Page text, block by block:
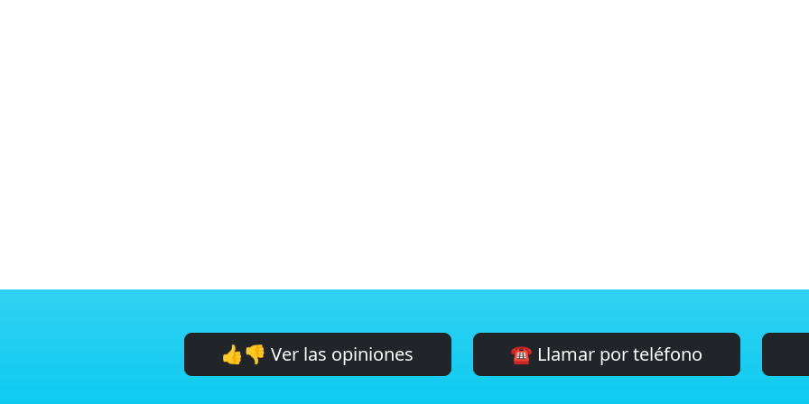
👍👎 Ver las opiniones ☎️ Llamar por teléfono